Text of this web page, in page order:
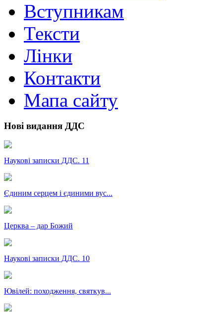
Вступникам
Тексти
Лінки
Контакти
Мапа сайту
Нові видання ДДС
Наукові записки ДДС. 11
Єдиним серцем і єдиними вус...
Церква – дар Божий
Наукові записки ДДС. 10
Ювілей: походження, святкув...